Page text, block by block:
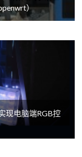
）
现电脑端RGB控